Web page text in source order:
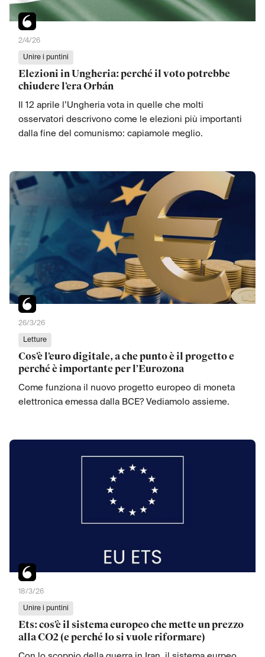
2/4/26
Unire i puntini
Elezioni in Ungheria: perché il voto potrebbe
chiudere l’era Orbán
Il 12 aprile l’Ungheria vota in quelle che molti
osservatori descrivono come le elezioni più importanti
dalla fine del comunismo: capiamole meglio.
26/3/26
Letture
Cos’è l’euro digitale, a che punto è il progetto e
perché è importante per l’Eurozona
Come funziona il nuovo progetto europeo di moneta
elettronica emessa dalla BCE? Vediamolo assieme.
18/3/26
Unire i puntini
Ets: cos’è il sistema europeo che mette un prezzo
alla CO2 (e perché lo si vuole riformare)